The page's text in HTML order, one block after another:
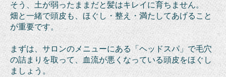
そう、土が弱ったままだと髪はキレイに育ちません。
畑と一緒で頭皮も、ほぐし・整え・満たしてあげること
が重要です。
まずは、サロンのメニューにある「ヘッドスパ」で毛穴
の詰まりを取って、血流が悪くなっている頭皮をほぐし
ましょう。